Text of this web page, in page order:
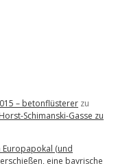
– betonflüsterer zu
Schimanski-Gasse zu
Europapokal (und
eine bayrische